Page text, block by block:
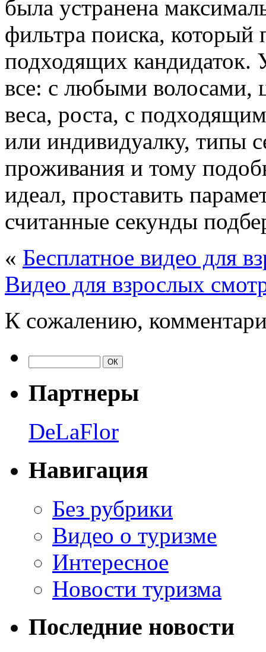
была устранена
фильтра поиска, который
подходящих кандидаток.
все: с любыми волосами,
веса, роста, с
или индивидуалку, типы
проживания и тому
идеал, проставить
считанные секунды
« Бесплатное видео для
Видео для взрослых
К сожалению,
Партнеры
DeLaFlor
Навигация
Без рубрики
Видео о туризме
Интересное
Новости туризма
Последние новости